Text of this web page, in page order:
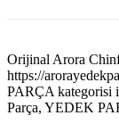
Orijinal Arora
https://
PARÇA kategorisi
Parça, YEDEK